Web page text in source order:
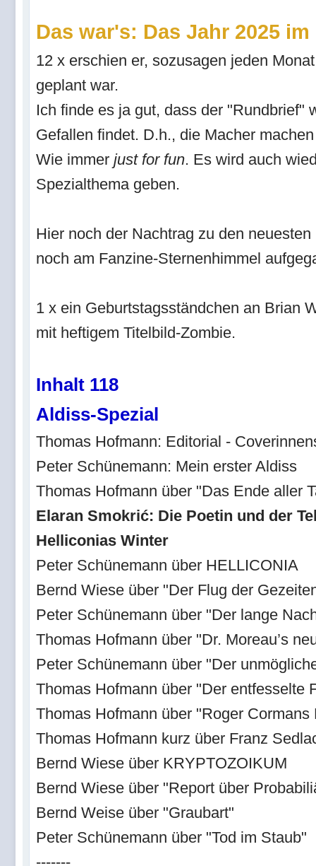
Das war's: Das Jahr 2025 im
12 x erschien er, sozusagen jeden
geplant war.
Ich finde es ja gut, dass der "Rundbrief"
Gefallen findet. D.h., die Macher
Wie immer just for fun. Es wird auch
Spezialthema geben.
Hier noch der Nachtrag zu den
noch am Fanzine-Sternenhimmel
1 x ein Geburtstagsständchen an Brian
mit heftigem Titelbild-Zombie.
Inhalt 118
Aldiss-Spezial
Thomas Hofmann: Editorial -
Peter Schünemann: Mein erster Aldiss
Thomas Hofmann über "Das Ende aller
Elaran Smokrić: Die Poetin und der
Helliconias Winter
Peter Schünemann über HELLICONIA
Bernd Wiese über "Der Flug der
Peter Schünemann über "Der lange
Thomas Hofmann über "Dr. Moreau’s
Peter Schünemann über "Der
Thomas Hofmann über "Der entfesselte
Thomas Hofmann über "Roger Cormans
Thomas Hofmann kurz über Franz
Bernd Wiese über KRYPTOZOIKUM
Bernd Wiese über "Report über
Bernd Weise über "Graubart"
Peter Schünemann über "Tod im Staub"
-------